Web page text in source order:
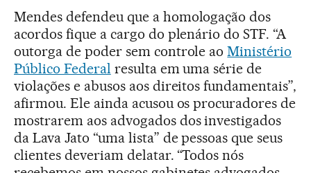
Mendes defendeu que a homologação dos
acordos fique a cargo do plenário do STF. “A
outorga de poder sem controle aoMinistério
Público Federal resulta em uma série de
violações e abusos aos direitos fundamentais”,
afirmou. Ele ainda acusou os procuradores de
mostrarem aos advogados dos investigados
da Lava Jato “uma lista” de pessoas que seus
clientes deveriam delatar. “Todos nós